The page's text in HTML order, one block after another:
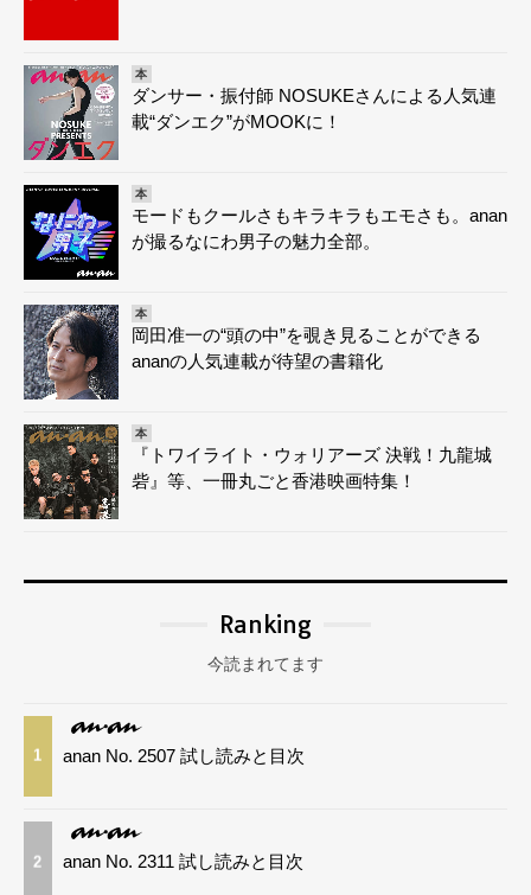
本
ダンサー・振付師 NOSUKEさんによる人気連
載“ダンエク”がMOOKに！
本
モードもクールさもキラキラもエモさも。anan
が撮るなにわ男子の魅力全部。
本
岡田准一の“頭の中”を覗き見ることができる
ananの人気連載が待望の書籍化
本
『トワイライト・ウォリアーズ 決戦！九龍城
砦』等、一冊丸ごと香港映画特集！
Ranking
今読まれてます
1 anan No. 2507 試し読みと目次
2 anan No. 2311 試し読みと目次